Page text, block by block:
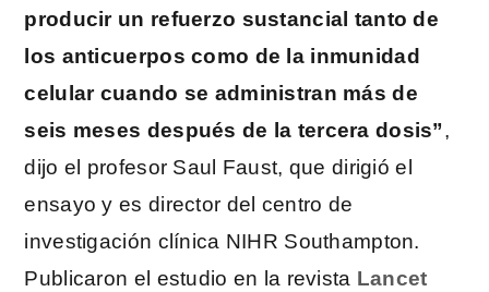
producir un refuerzo sustancial tanto de
los anticuerpos como de la inmunidad
celular cuando se administran más de
seis meses después de la tercera dosis”,
dijo el profesor Saul Faust, que dirigió el
ensayo y es director del centro de
investigación clínica NIHR Southampton.
Publicaron el estudio en la revista Lancet